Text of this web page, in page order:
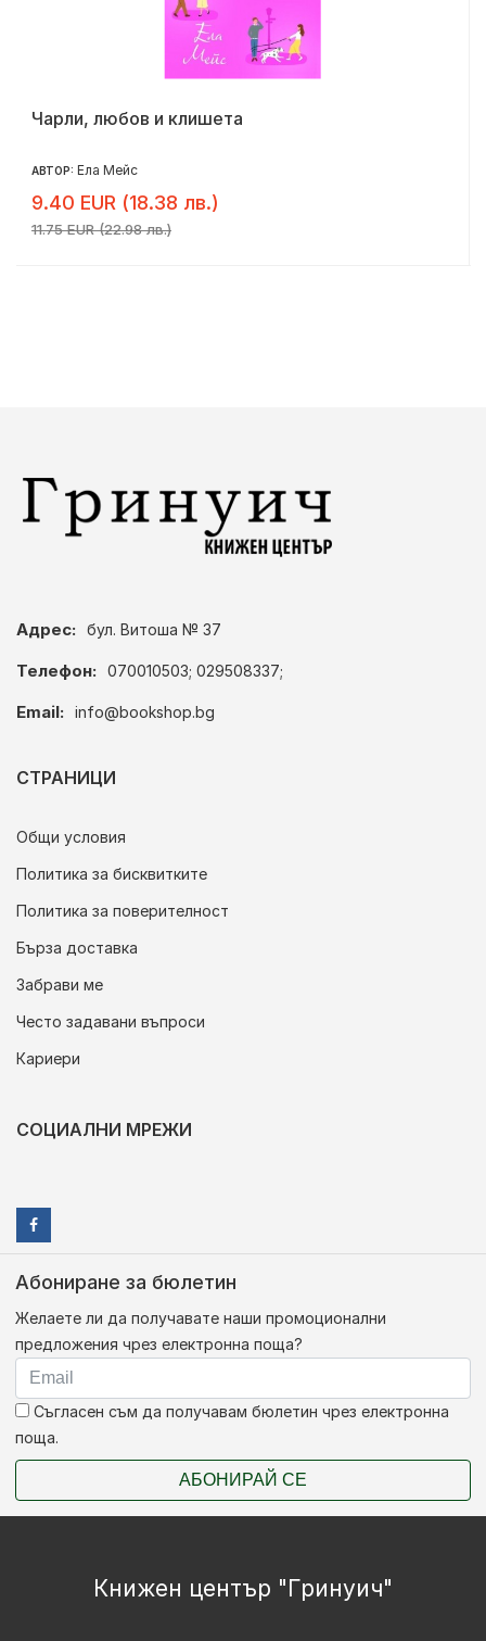
Чарли, любов и клишета
АВТОР: Ела Мейс
9.40 EUR (18.38 лв.)
11.75 EUR (22.98 лв.)
Адрес: бул. Витоша № 37
Телефон: 070010503; 029508337;
Email: info@bookshop.bg
СТРАНИЦИ
Общи условия
Политика за бисквитките
Политика за поверителност
Бърза доставка
Забрави ме
Често задавани въпроси
Кариери
СОЦИАЛНИ МРЕЖИ
Абониране за бюлетин
Желаете ли да получавате наши промоционални
предложения чрез електронна поща?
Съгласен съм да получавам бюлетин чрез електронна
поща.
АБОНИРАЙ СЕ
Книжен център "Гринуич"